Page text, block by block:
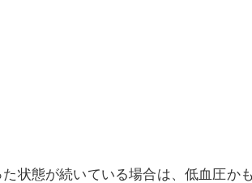
状態が続いている場合は、低血圧か